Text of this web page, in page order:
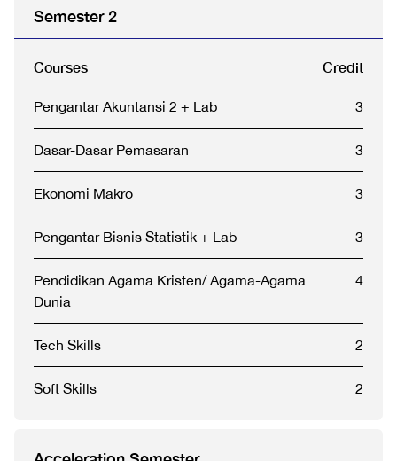
Semester 2
Courses Credit
Pengantar Akuntansi 2 + Lab 3
Dasar-Dasar Pemasaran 3
Ekonomi Makro 3
Pengantar Bisnis Statistik + Lab 3
Pendidikan Agama Kristen/ Agama-Agama
Dunia
4
Tech Skills 2
Soft Skills 2